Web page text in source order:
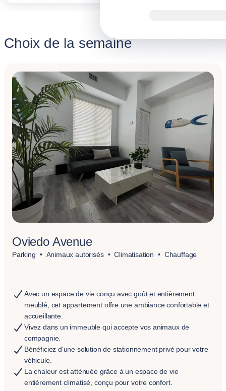
Choix de la semaine
Oviedo Avenue
Parking Animaux autorisés Climatisation Chauffage
Avec un espace de vie conçu avec goût et entièrement
meublé, cet appartement offre une ambiance confortable et
accueillante.
Vivez dans un immeuble qui accepte vos animaux de
compagnie.
Bénéficiez d'une solution de stationnement privé pour votre
véhicule.
La chaleur est atténuée grâce à un espace de vie
entièrement climatisé, conçu pour votre confort.